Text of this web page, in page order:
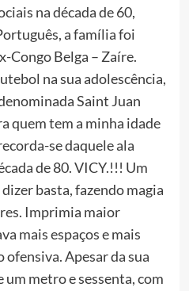
na década de 60,
a família foi
Congo Belga – Zaíre.
na sua adolescência,
Saint Juan
quem tem a minha idade
se daquele ala
de 80. VICY.!!! Um
basta, fazendo magia
Imprimia maior
mais espaços e mais
Apesar da sua
metro e sessenta, com